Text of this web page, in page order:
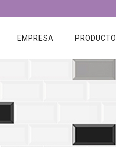
EMPRESA PRODUCTO